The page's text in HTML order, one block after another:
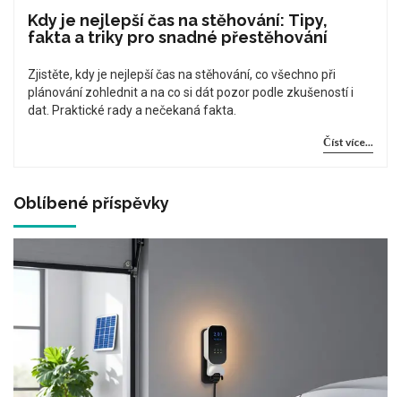
Kdy je nejlepší čas na stěhování: Tipy,
fakta a triky pro snadné přestěhování
Zjistěte, kdy je nejlepší čas na stěhování, co všechno při
plánování zohlednit a na co si dát pozor podle zkušeností i
dat. Praktické rady a nečekaná fakta.
Číst více...
Oblíbené příspěvky